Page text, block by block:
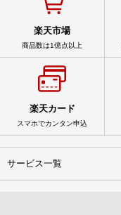
楽天市場
商品数は1億点以上
楽天カード
スマホでカンタン申込
サービス一覧